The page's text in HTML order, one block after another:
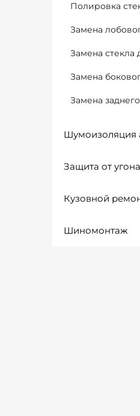
Полировка
Замена
Замена стекла
Замена
Замена
Шумоизоляция
Защита от угона
Кузовной
Шиномонтаж